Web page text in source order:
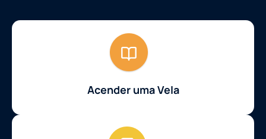
Acender uma Vela